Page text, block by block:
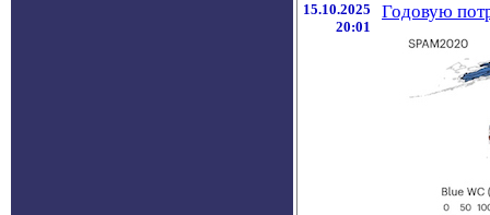
15.10.2025
20:01
Годовую